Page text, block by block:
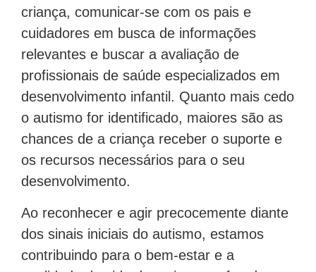
criança, comunicar-se com os pais e
cuidadores em busca de informações
relevantes e buscar a avaliação de
profissionais de saúde especializados em
desenvolvimento infantil. Quanto mais cedo
o autismo for identificado, maiores são as
chances de a criança receber o suporte e
os recursos necessários para o seu
desenvolvimento.
Ao reconhecer e agir precocemente diante
dos sinais iniciais do autismo, estamos
contribuindo para o bem-estar e a